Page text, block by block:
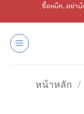
ไป
เนื้อหา
ซื้อหมึก..อย่ามั่
หน้าหลัก /